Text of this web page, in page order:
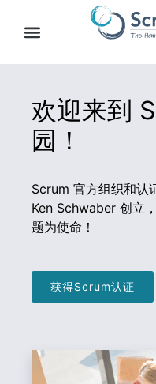
欢迎来到
园！
Scrum 官方组织和认
Ken Schwaber 创立
题为使命！
获得Scrum认证